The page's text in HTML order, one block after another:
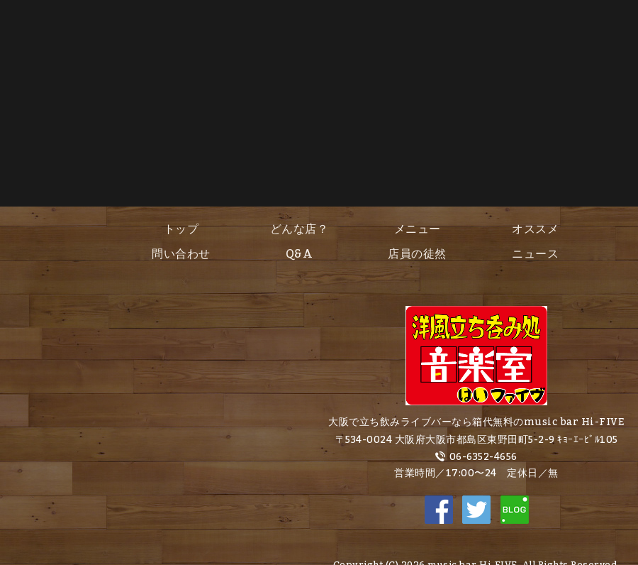
トップ どんな店？ メニュー オススメ
問い合わせ
Q&A 店員の徒然 ニュース
大阪で立ち飲みライブバーなら箱代無料のmusic bar Hi-FIVE
〒534-0024 大阪府大阪市都島区東野田町5-2-9 ｷｮｰｴｰﾋﾞﾙ105
06-6352-4656
営業時間／17:00〜24 定休日／無